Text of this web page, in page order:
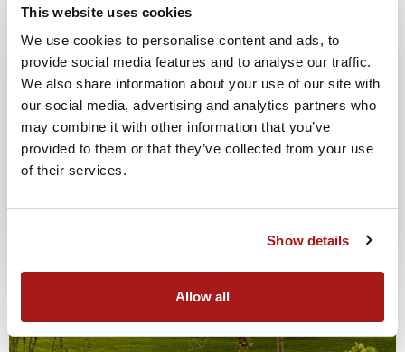
This website uses cookies
We use cookies to personalise content and ads, to
provide social media features and to analyse our traffic.
We also share information about your use of our site with
our social media, advertising and analytics partners who
may combine it with other information that you’ve
provided to them or that they’ve collected from your use
of their services.
Show details
Allow all
despre rafinamentul care se măsoară în emoție, nu în
fast.
Unde ruinele prind glas:
despre renașterea unui loc
cu istorie
Oktoberfest 2026